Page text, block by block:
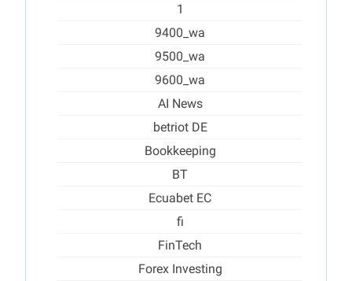
1
9400_wa
9500_wa
9600_wa
AI News
betriot DE
Bookkeeping
BT
Ecuabet EC
fi
FinTech
Forex Investing